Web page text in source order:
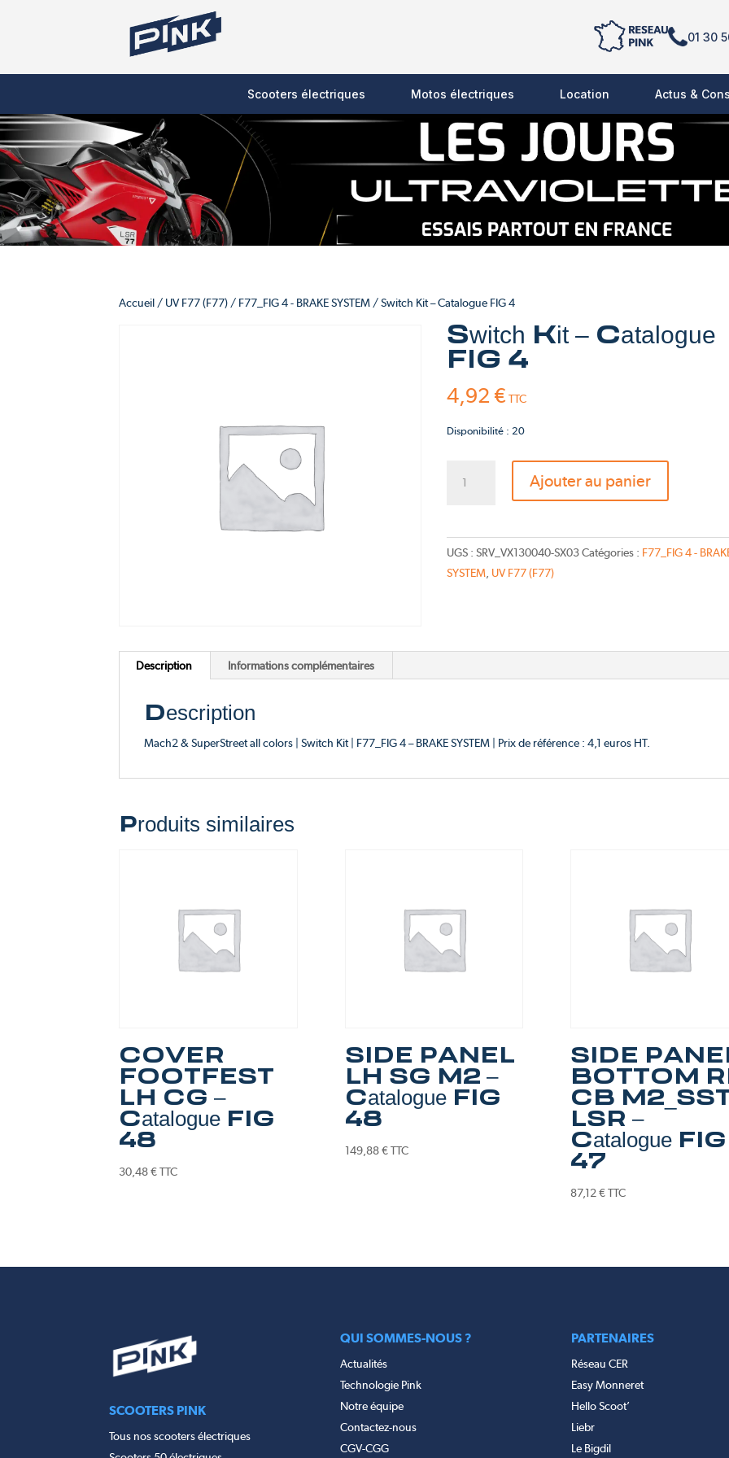
01 30
Scooters électriques Motos électriques Location Actus &
Accueil / UV F77 (F77) / F77_FIG 4 - BRAKE SYSTEM / Switch Kit – Catalogue FIG 4
Switch Kit – Catalogue
FIG 4
4,92 € TTC
Disponibilité : 20
-
Catalogue
Ajouter au panier
UGS : SRV_VX130040-SX03Catégories : F77_FIG 4 -
SYSTEM, UV F77 (F77)
Description Informations complémentaires
Description
Mach2 & SuperStreet all colors | Switch Kit | F77_FIG 4 – BRAKE SYSTEM | Prix de référence : 4,1 euros HT.
Produits similaires
COVER
FOOTFEST
LH CG –
Catalogue FIG
48
30,48€ TTC
SIDE PANEL
LH SG M2 –
Catalogue FIG
48
149,88€ TTC
SIDE
BOTTOM
CB
LSR –
Catalogue FIG
47
87,12 €TTC
SCOOTERS PINK
Tous nos scooters électriques
QUI SOMMES-NOUS ?
Actualités
Technologie Pink
Notre équipe
Contactez-nous
CGV-CGG
PARTENAIRES
Réseau CER
Easy Monneret
Hello Scoot’
Liebr
Le Bigdil